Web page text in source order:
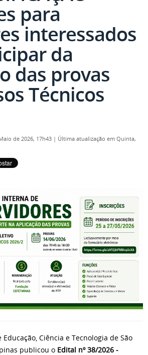
para
interessados
da
das provas
Técnicos
de 2026, 17h43 | Última atualização em Quinta,
Ciência e Tecnologia de São
publicou o Edital nº 38/2026 -